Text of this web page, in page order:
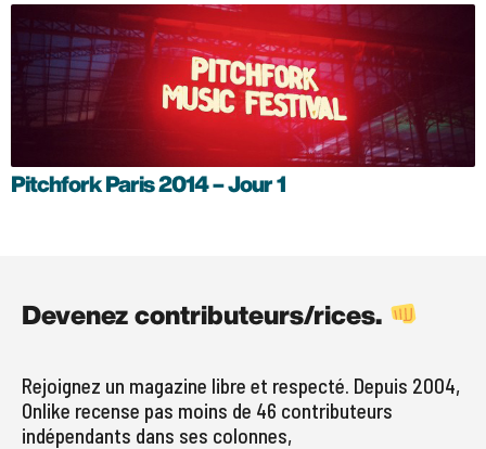
Pitchfork Paris 2014 – Jour 1
Devenez contributeurs/rices.
Rejoignez un magazine libre et respecté. Depuis 2004,
Onlike recense pas moins de 46 contributeurs
indépendants dans ses colonnes,